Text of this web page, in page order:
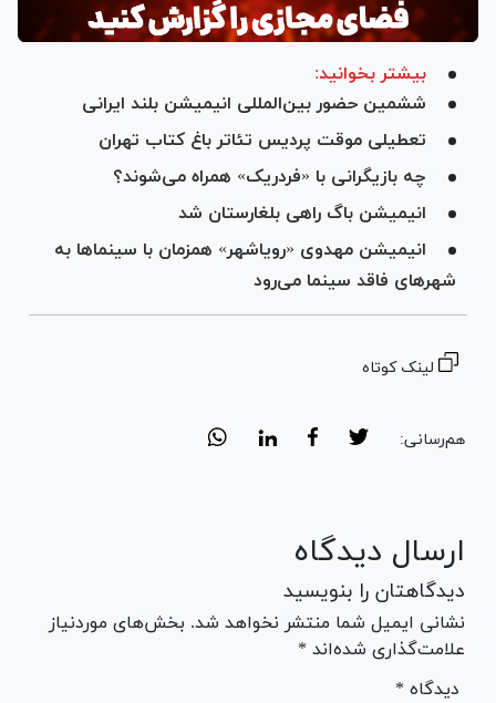
بیشتر بخوانید:
ششمین حضور بین‌المللی انیمیشن بلند ایرانی
تعطیلی موقت پردیس تئاتر باغ کتاب تهران
چه بازیگرانی با «فردریک» همراه می‌شوند؟
انیمیشن باگ راهی بلغارستان شد
انیمیشن مهدوی «رویاشهر» همزمان با سینما‌ها به
شهر‌های فاقد سینما می‌رود
لینک کوتاه
هم‌رسانی:
ارسال دیدگاه
دیدگاهتان را بنویسید
نشانی ایمیل شما منتشر نخواهد شد. بخش‌های موردنیاز
علامت‌گذاری شده‌اند *
* دیدگاه